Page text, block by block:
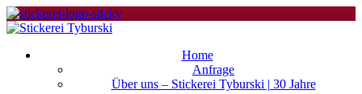
Home
Anfrage
Über uns – Stickerei Tyburski | 30 Jahre